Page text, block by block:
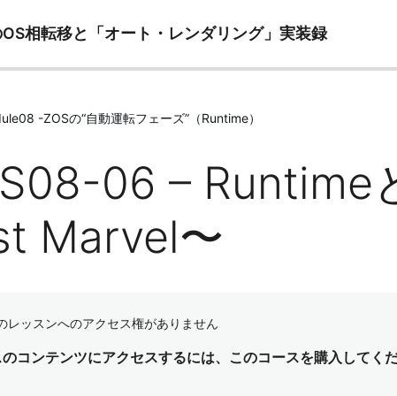
相転移と「オート・レンダリング」実装録
-ZOSの“自動運転フェーズ”（Runtime）
06 – Runtime
Marvel〜
レッスンへのアクセス権がありません
のコンテンツにアクセスするには、このコースを購入してく